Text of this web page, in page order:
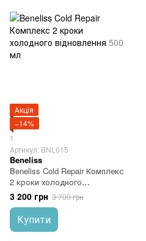
Акція
−14%
1
Артикул: BNL015
Beneliss
Beneliss Cold Repair Комплекс
2 кроки холодного
відновлення 500 мл
3 200 грн 3 700 грн
Купити